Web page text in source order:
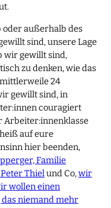
oder außerhalb des
sind, unsere Lage
wir gewillt sind,
zu denken, wie das
24
gewillt sind, in
couragiert
Arbeiter:innenklasse
auf eure
hier beenden,
Familie
Thielund Co,wir
wollen einen
niemand mehr